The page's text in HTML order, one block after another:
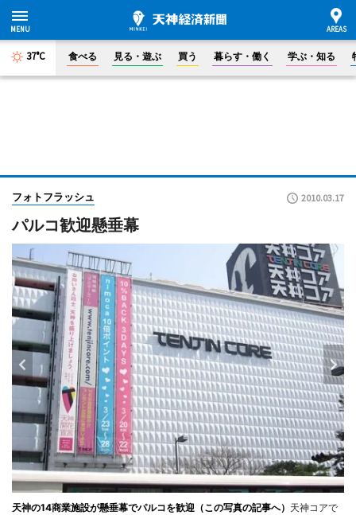
37°C 食べる 見る・遊ぶ 買う 暮らす・働く 学ぶ・知る
フォトフラッシュ 2010.03.17
パルコ歓迎懸垂幕
天神の14商業施設が懸垂幕でパルコを歓迎（この写真の記事へ） 天神コアで